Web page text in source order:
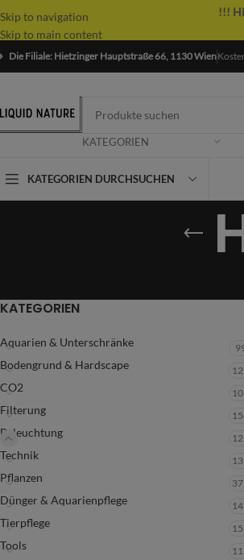
Skip to navigation
Skip to main content
!!!
Die Filiale: Hietzinger Hauptstraße 66, 1130 Wien
KATEGORIEN
KATEGORIEN DURCHSUCHEN
KATEGORIEN
Aquarien & Unterschränke
Bodengrund & Hardscape
CO2
Filterung
Beleuchtung
Technik
Pflanzen
Dünger & Aquarienpflege
Tierpflege
Tools